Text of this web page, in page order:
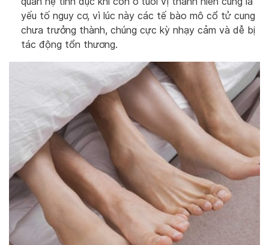
yếu tố nguy cơ, vì lúc này các tế bào mô cổ tử cung
chưa trưởng thành, chúng cực kỳ nhạy cảm và dễ bị
tác động tổn thương.